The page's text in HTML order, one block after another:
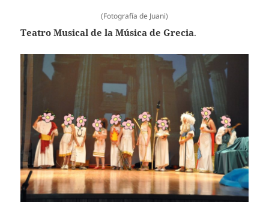
(Fotografía de Juani)
Teatro Musical de la Música de Grecia.